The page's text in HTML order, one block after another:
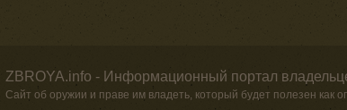
ZBROYA.info - Информационный портал
Сайт об оружии и праве им владеть, который будет полезен